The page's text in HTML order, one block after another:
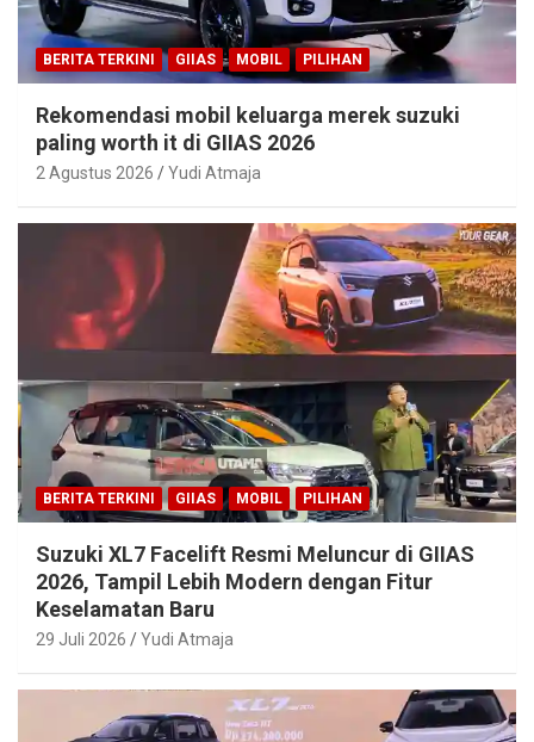
BERITA TERKINI GIIAS MOBIL PILIHAN
Rekomendasi mobil keluarga merek suzuki
paling worth it di GIIAS 2026
2 Agustus 2026 Yudi Atmaja
BERITA TERKINI GIIAS MOBIL PILIHAN
Suzuki XL7 Facelift Resmi Meluncur di GIIAS
2026, Tampil Lebih Modern dengan Fitur
Keselamatan Baru
29 Juli 2026 Yudi Atmaja